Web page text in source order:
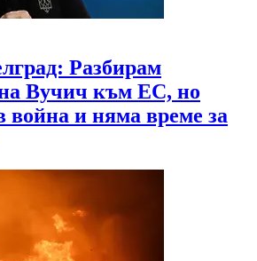
Разбирам
Вучич към ЕС, но
война и няма време за